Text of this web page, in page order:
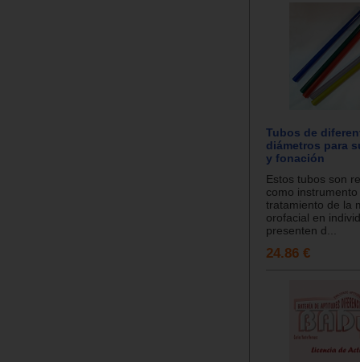
Tubos de
diámetros para
y fonación
Estos tubos son
como
tratamiento de la
orofacial en
presenten d...
24.86 €